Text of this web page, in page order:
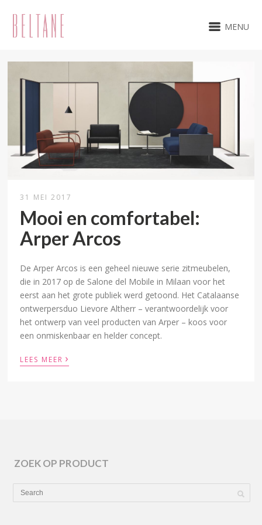
MENU
31 MEI 2017
Mooi en comfortabel:
Arper Arcos
De Arper Arcos is een geheel nieuwe serie zitmeubelen,
die in 2017 op de Salone del Mobile in Milaan voor het
eerst aan het grote publiek werd getoond. Het Catalaanse
ontwerpersduo Lievore Altherr – verantwoordelijk voor
het ontwerp van veel producten van Arper – koos voor
een onmiskenbaar en helder concept.
LEES MEER ›
ZOEK OP PRODUCT